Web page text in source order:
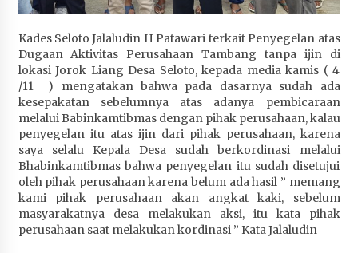
Terapkan “Polantas Menyapa”, Satlantas Polres
Kepolisian yang Profesional
4 minggu ago
Capaian Program Pemerintah Kabupaten
Sumbawa Terus Dirasakan Masyarakat
4 minggu ago
Kades Seloto Jalaludin H Patawari terkait Penyegelan atas
Dugaan Aktivitas Perusahaan Tambang tanpa ijin di
lokasi Jorok Liang Desa Seloto, kepada media kamis ( 4
/11 ) mengatakan bahwa pada dasarnya sudah ada
kesepakatan sebelumnya atas adanya pembicaraan
melalui Babinkamtibmas dengan pihak perusahaan, kalau
penyegelan itu atas ijin dari pihak perusahaan, karena
saya selalu Kepala Desa sudah berkordinasi melalui
Bhabinkamtibmas bahwa penyegelan itu sudah disetujui
oleh pihak perusahaan karena belum ada hasil ” memang
kami pihak perusahaan akan angkat kaki, sebelum
masyarakatnya desa melakukan aksi, itu kata pihak
perusahaan saat melakukan kordinasi ” Kata Jalaludin